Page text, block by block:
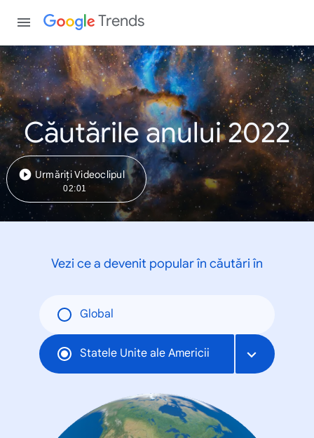
Trends
Căutările anului 2022
Urmăriți Videoclipul
02:01
Vezi ce a devenit popular în căutări în
Global
Statele Unite ale Americii